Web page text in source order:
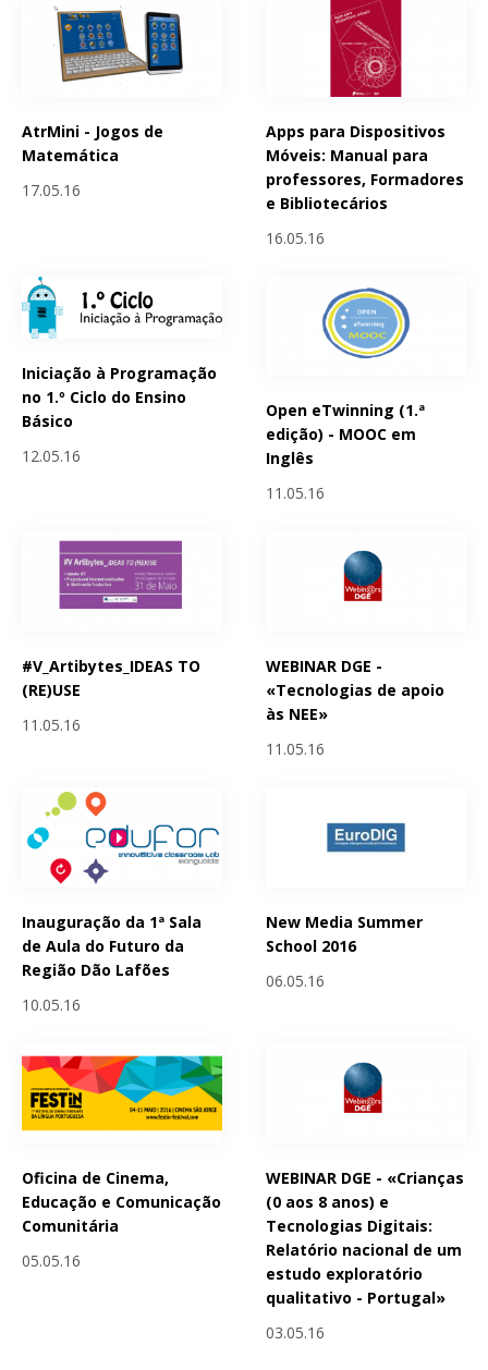
AtrMini - Jogos de
Matemática
17.05.16
Apps para Dispositivos
Móveis: Manual para
professores, Formadores
e Bibliotecários
16.05.16
Iniciação à Programação
no 1.º Ciclo do Ensino
Básico
12.05.16
Open eTwinning (1.ª
edição) - MOOC em
Inglês
11.05.16
#V_Artibytes_IDEAS TO
(RE)USE
11.05.16
WEBINAR DGE -
«Tecnologias de apoio
às NEE»
11.05.16
Inauguração da 1ª Sala
de Aula do Futuro da
Região Dão Lafões
10.05.16
New Media Summer
School 2016
06.05.16
Oficina de Cinema,
Educação e Comunicação
Comunitária
05.05.16
WEBINAR DGE - «Crianças
(0 aos 8 anos) e
Tecnologias Digitais:
Relatório nacional de um
estudo exploratório
qualitativo - Portugal»
03.05.16